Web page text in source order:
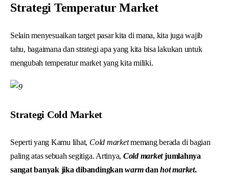
Strategi Temperatur Market
Selain menyesuaikan target pasar kita di mana, kita juga wajib
tahu, bagaimana dan strategi apa yang kita bisa lakukan untuk
mengubah temperatur market yang kita miliki.
Strategi Cold Market
Seperti yang Kamu lihat, Cold marketmemang berada di bagian
paling atas sebuah segitiga. Artinya, Cold marketjumlahnya
sangat banyak jika dibandingkanwarmdanhot market.